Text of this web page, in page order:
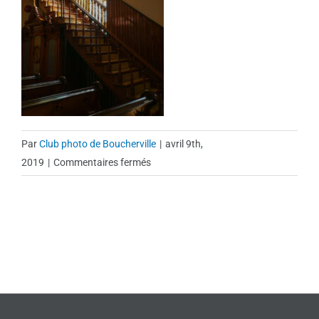
ParClub photo de Boucherville | avril 9th,
2019 | Commentaires ferméssur